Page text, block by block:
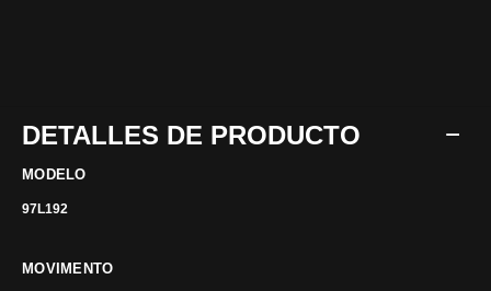
DETALLES DE PRODUCTO
MODELO
97L192
MOVIMENTO